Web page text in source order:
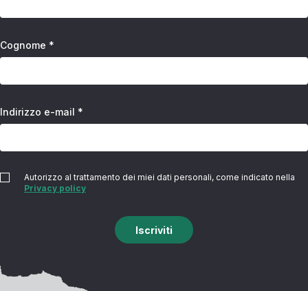
Cognome *
Indirizzo e-mail *
Autorizzo al trattamento dei miei dati personali, come indicato nella
Privacy policy
Iscriviti